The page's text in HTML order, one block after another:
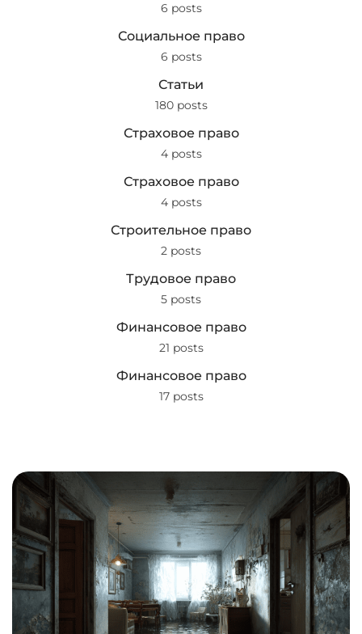
6 posts
Социальное право
6 posts
Статьи
180 posts
Страховое право
4 posts
Страховое право
4 posts
Строительное право
2 posts
Трудовое право
5 posts
Финансовое право
21 posts
Финансовое право
17 posts